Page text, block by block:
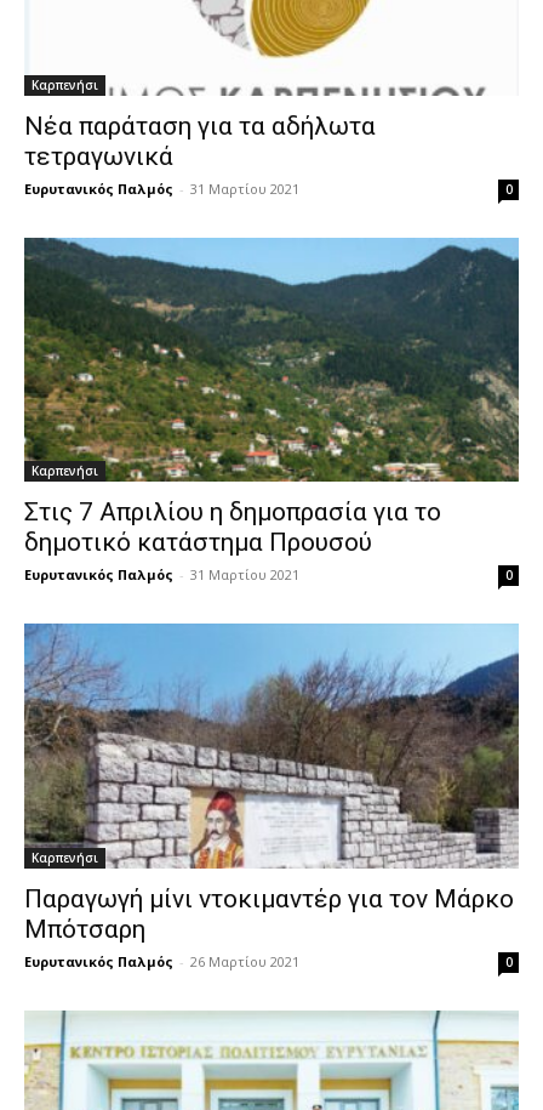
Καρπενήσι
Νέα παράταση για τα αδήλωτα
τετραγωνικά
Ευρυτανικός Παλμός - 31 Μαρτίου 2021 0
Καρπενήσι
Στις 7 Απριλίου η δημοπρασία για το
δημοτικό κατάστημα Προυσού
Ευρυτανικός Παλμός - 31 Μαρτίου 2021 0
Καρπενήσι
Παραγωγή μίνι ντοκιμαντέρ για τον Μάρκο
Μπότσαρη
Ευρυτανικός Παλμός - 26 Μαρτίου 2021 0